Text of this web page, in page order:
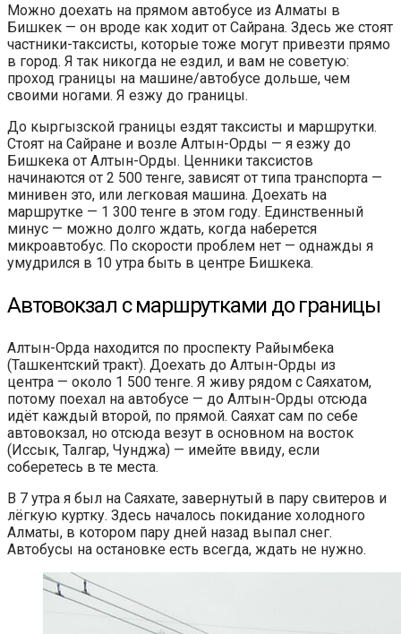
Можно доехать на прямом автобусе из Алматы в
Бишкек — он вроде как ходит от Сайрана. Здесь же стоят
частники-таксисты, которые тоже могут привезти прямо
в город. Я так никогда не ездил, и вам не советую:
проход границы на машине/автобусе дольше, чем
своими ногами. Я езжу до границы.
До кыргызской границы ездят таксисты и маршрутки.
Стоят на Сайране и возле Алтын-Орды — я езжу до
Бишкека от Алтын-Орды. Ценники таксистов
начинаются от 2 500 тенге, зависят от типа транспорта —
минивен это, или легковая машина. Доехать на
маршрутке — 1 300 тенге в этом году. Единственный
минус — можно долго ждать, когда наберется
микроавтобус. По скорости проблем нет — однажды я
умудрился в 10 утра быть в центре Бишкека.
Автовокзал с маршрутками до границы
Алтын-Орда находится по проспекту Райымбека
(Ташкентский тракт). Доехать до Алтын-Орды из
центра — около 1 500 тенге. Я живу рядом с Саяхатом,
потому поехал на автобусе — до Алтын-Орды отсюда
идёт каждый второй, по прямой. Саяхат сам по себе
автовокзал, но отсюда везут в основном на восток
(Иссык, Талгар, Чунджа) — имейте ввиду, если
соберетесь в те места.
В 7 утра я был на Саяхате, завернутый в пару свитеров и
лёгкую куртку. Здесь началось покидание холодного
Алматы, в котором пару дней назад выпал снег.
Автобусы на остановке есть всегда, ждать не нужно.